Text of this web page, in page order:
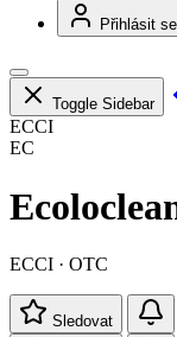
Přihlásit se
Toggle Sidebar
ECCI
EC
ECCI · OTC
Sledovat